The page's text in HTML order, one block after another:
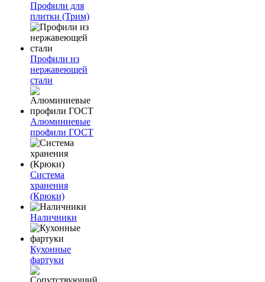
Профили для
плитки (Трим)
Профили из
нержавеющей
стали
Алюминиевые
профили ГОСТ
Система
хранения
(Крюки)
Наличники
Кухонные
фартуки